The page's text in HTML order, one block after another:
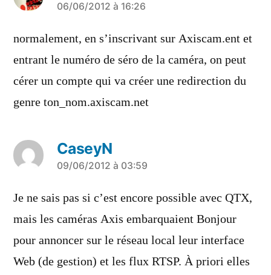
a
dit :
06/06/2012 à 16:26
normalement, en s’inscrivant sur Axiscam.ent et
entrant le numéro de séro de la caméra, on peut
cérer un compte qui va créer une redirection du
genre ton_nom.axiscam.net
CaseyN
a
dit :
09/06/2012 à 03:59
Je ne sais pas si c’est encore possible avec QTX,
mais les caméras Axis embarquaient Bonjour
pour annoncer sur le réseau local leur interface
Web (de gestion) et les flux RTSP. À priori elles